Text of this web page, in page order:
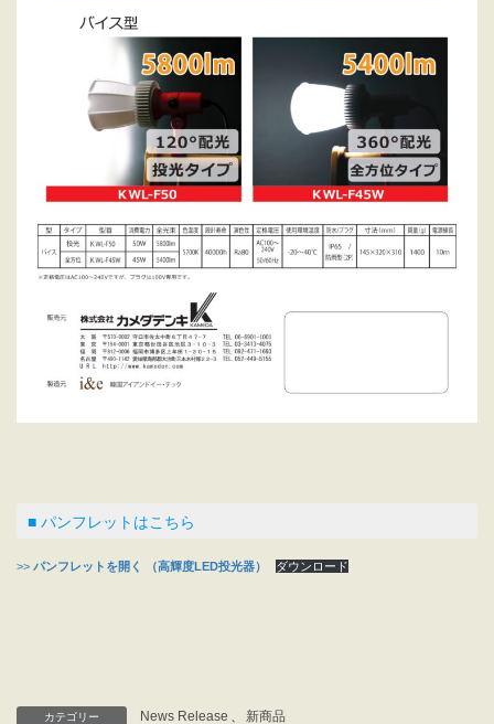
■パンフレットはこちら
>> パンフレットを開く （高輝度LED投光器） ダウンロード
カテゴリー News Release 、 新商品